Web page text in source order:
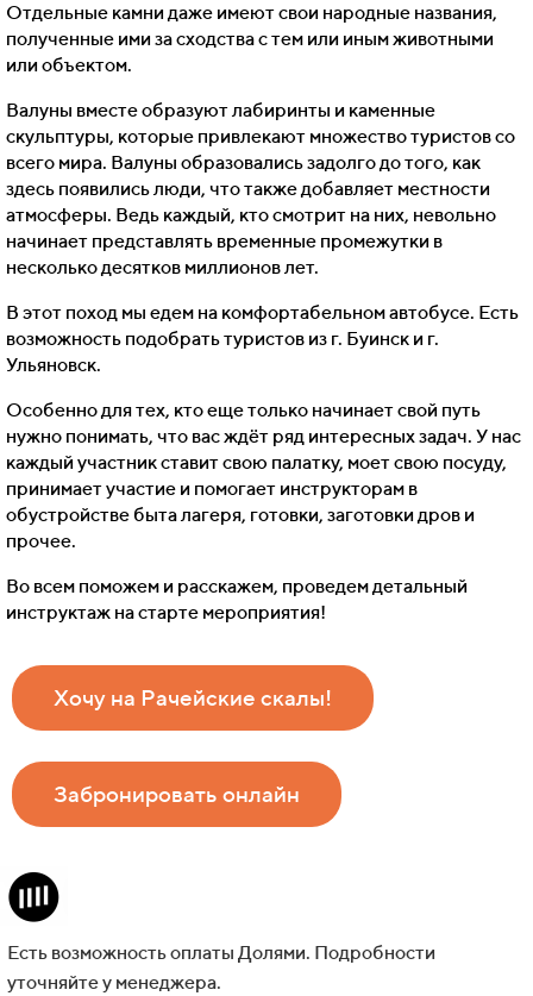
Отдельные камни даже имеют свои народные названия,
полученные ими за сходства с тем или иным животными
или объектом.
Валуны вместе образуют лабиринты и каменные
скульптуры, которые привлекают множество туристов со
всего мира. Валуны образовались задолго до того, как
здесь появились люди, что также добавляет местности
атмосферы. Ведь каждый, кто смотрит на них, невольно
начинает представлять временные промежутки в
несколько десятков миллионов лет.
В этот поход мы едем на комфортабельном автобусе. Есть
возможность подобрать туристов из г. Буинск и г.
Ульяновск.
Особенно для тех, кто еще только начинает свой путь
нужно понимать, что вас ждёт ряд интересных задач. У нас
каждый участник ставит свою палатку, моет свою посуду,
принимает участие и помогает инструкторам в
обустройстве быта лагеря, готовки, заготовки дров и
прочее.
Во всем поможем и расскажем, проведем детальный
инструктаж на старте мероприятия!
Хочу на Рачейские скалы!
Забронировать онлайн
Есть возможность оплаты Долями. Подробности
уточняйте у менеджера.